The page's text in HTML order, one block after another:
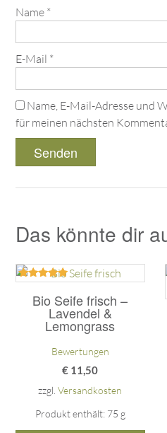
Name *
E-Mail *
Name, E-Mail-Adresse und
für meinen nächsten
Das könnte dir
Bio Seife frisch –
Lavendel &
Lemongrass
mit
5.00
von 5
Bewertungen
€ 11,50
zzgl.Versandkosten
Produkt enthält: 75 g